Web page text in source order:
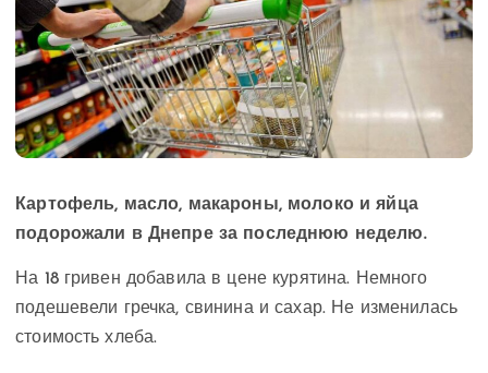
Картофель, масло, макароны, молоко и яйца
подорожали в Днепре за последнюю неделю.
На 18 гривен добавила в цене курятина. Немного
подешевели гречка, свинина и сахар. Не изменилась
стоимость хлеба.